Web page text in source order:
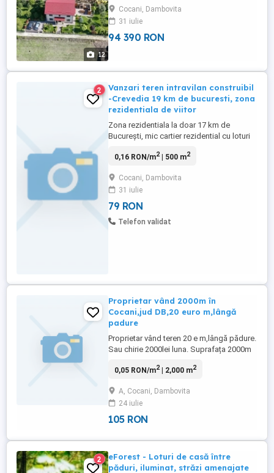
12
strecoara printre coroanele copacilor ca o
promisiune. Acest teren de 1000 mp,
situat in satul Cocani, este o foaie alba
pentru visurile tale fie ca vrei o casa de
Cocani, Dambovita
31 iulie
94 390 RON
2
Vanzari teren intravilan construibil
-Crevedia 19 km de bucuresti, zona
rezidentiala de viitor
Zona rezidentiala la doar 17 km de
București, mic cartier rezidential cu loturi
aprobat in anul 2008, parcele de 500 mp.
cartierului, acces la DN1A, langă ansambul
eForest si Academia Titi Aur, cartierul este
inconjurat de 2 ...
0,16 RON/m2| 500 m2
Cocani, Dambovita
31 iulie
79 RON
Telefon validat
Proprietar vând 2000m în
Cocani,jud DB,20 euro m,lângă
padure
Proprietar vând teren 20 e m,lângă pădure.
Sau chirie 2000lei luna. Suprafața 2000m
0,05 RON/m2| 2,000 m2
A, Cocani, Dambovita
24 iulie
105 RON
2
eForest - Loturi de casă între
păduri, iluminat, străzi amenajate